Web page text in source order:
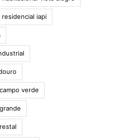
iapi
verde